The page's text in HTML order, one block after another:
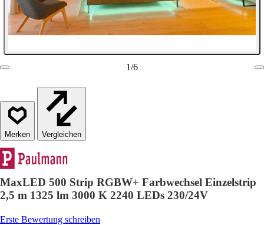
1/6
Vergleichen
MaxLED 500 Strip RGBW+ Farbwechsel Einzelstrip
2,5 m 1325 lm 3000 K 2240 LEDs 230/24V
Erste Bewertung schreiben